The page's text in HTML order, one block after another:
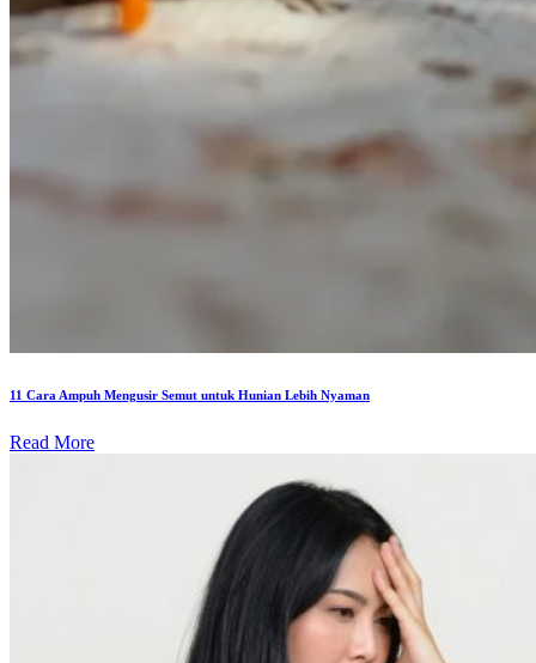
11 Cara Ampuh Mengusir Semut untuk Hunian Lebih Nyaman
Read More